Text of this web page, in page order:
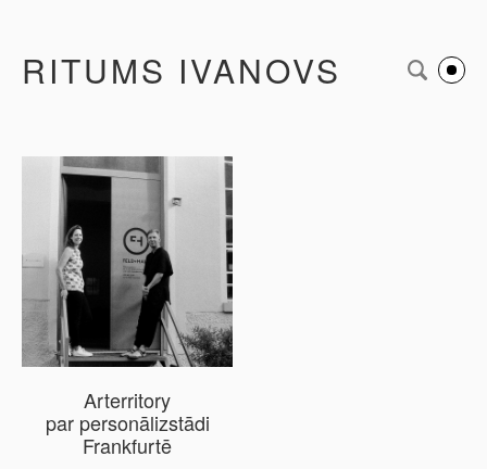
RITUMS IVANOVS
Arterritory
par personālizstādi
Frankfurtē